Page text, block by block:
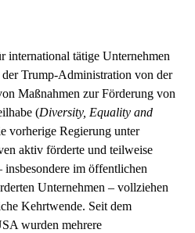
international tätige Unternehmen
Trump-Administration von der
Maßnahmen zur Förderung von
(Diversity, Equality and
vorherige Regierung unter
aktiv förderte und teilweise
im öffentlichen
Unternehmen – vollziehen
Kehrtwende. Seit dem
wurden mehrere